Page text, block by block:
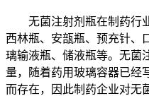
无菌注射剂瓶在制药行业
西林瓶、安瓿瓶、预充针、
璃输液瓶、储液瓶等。无菌
量，随着药用玻璃容器已经
而存在，因此制药企业对无